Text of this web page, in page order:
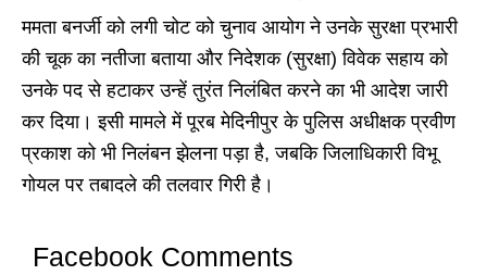
ममता बनर्जी को लगी चोट को चुनाव आयोग ने उनके सुरक्षा प्रभारी
की चूक का नतीजा बताया और निदेशक (सुरक्षा) विवेक सहाय को
उनके पद से हटाकर उन्हें तुरंत निलंबित करने का भी आदेश जारी
कर दिया। इसी मामले में पूरब मेदिनीपुर के पुलिस अधीक्षक प्रवीण
प्रकाश को भी निलंबन झेलना पड़ा है, जबकि जिलाधिकारी विभू
गोयल पर तबादले की तलवार गिरी है।
Facebook Comments